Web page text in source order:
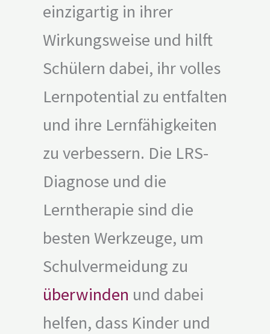
einzigartig in ihrer
Wirkungsweise und hilft
Schülern dabei, ihr volles
Lernpotential zu entfalten
und ihre Lernfähigkeiten
zu verbessern. Die LRS-
Diagnose und die
Lerntherapie sind die
besten Werkzeuge, um
Schulvermeidung zu
überwinden und dabei
helfen, dass Kinder und